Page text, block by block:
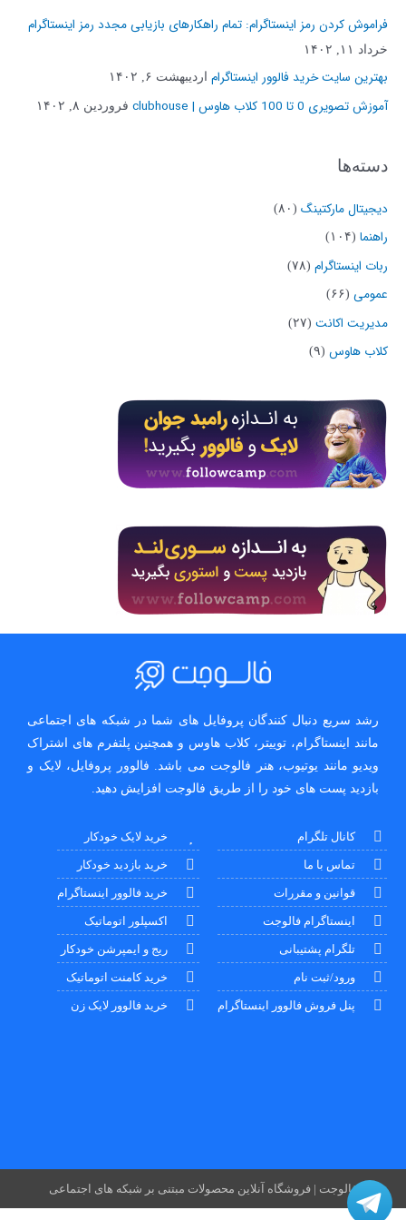
ا
ی
فراموش کردن رمز اینستاگرام: تمام راهکارهای بازیابی مجدد رمز اینستاگرام
خرداد ۱۱, ۱۴۰۲
بهترین سایت خرید فالوور اینستاگرام اردیبهشت ۶, ۱۴۰۲
آموزش تصویری 0 تا 100 کلاب هاوس | clubhouse فروردین ۸, ۱۴۰۲
دسته‌ها
دیجیتال مارکتینگ (۸۰)
راهنما (۱۰۴)
ربات اینستاگرام (۷۸)
عمومی (۶۶)
مدیریت اکانت (۲۷)
کلاب هاوس (۹)
رشد سریع دنبال کنندگان پروفایل های شما در شبکه های اجتماعی
مانند اینستاگرام، توییتر، کلاب هاوس و همچنین پلتفرم های اشتراک
ویدیو مانند یوتیوب، هنر فالوجت می باشد. فالوور پروفایل، لایک و
بازدید پست های خود را از طریق فالوجت افزایش دهید.
کانال تلگرام
تماس با ما
قوانین و مقررات
اینستاگرام فالوجت
تلگرام پشتیبانی
ورود/ثبت نام
پنل فروش فالوور اینستاگرام
خرید لایک خودکار
خرید بازدید خودکار
خرید فالوور اینستاگرام
اکسپلور اتوماتیک
ریج و ایمپرشن خودکار
خرید کامنت اتوماتیک
خرید فالوور لایک زن
فالوجت | فروشگاه آنلاین محصولات مبتنی بر شبکه های اجتماعی